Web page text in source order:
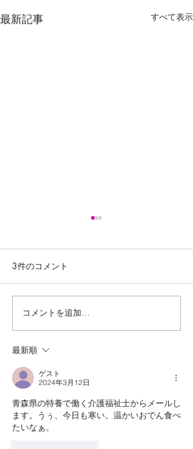
最新記事 すべて表示
大きな大きな具だくさん
おでん🍢
3件のコメント
コメントを追加…
最新順
ゲスト
2024年3月12日
青森県の特養で働く介護福祉士からメールし
ます。うぅ、今日も寒い。温かいおでん食べ
たいなぁ。